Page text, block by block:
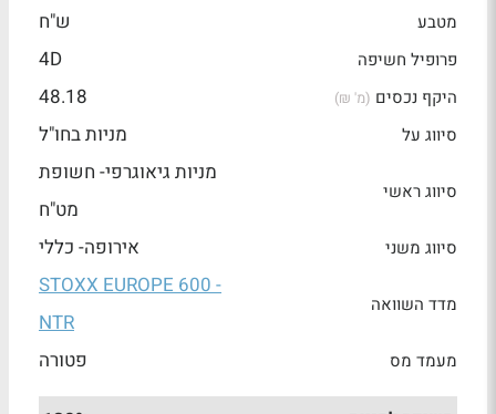
מטבע ש"ח
פרופיל חשיפה 4D
היקף נכסים (מ' ₪) 48.18
סיווג על מניות בחו"ל
סיווג ראשי
מניות גיאוגרפי- חשופת
מט"ח
סיווג משני אירופה- כללי
מדד השוואה
STOXX EUROPE 600 -
NTR
מעמד מס פטורה